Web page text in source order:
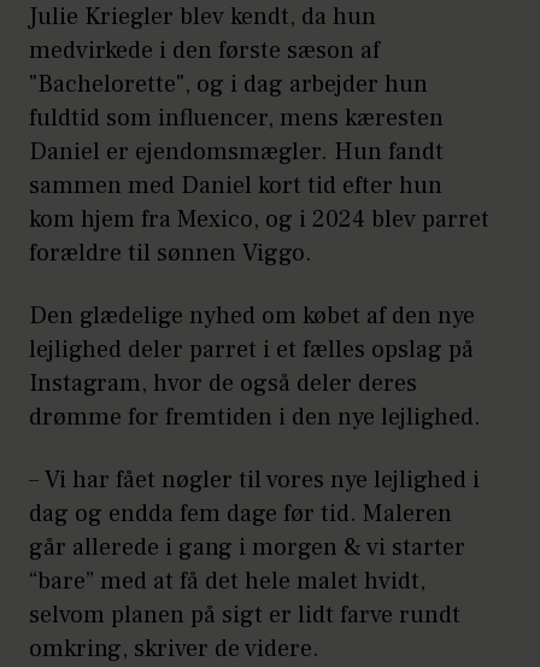
Julie Kriegler blev kendt, da hun
medvirkede i den første sæson af
"Bachelorette", og i dag arbejder hun
fuldtid som influencer, mens kæresten
Daniel er ejendomsmægler. Hun fandt
sammen med Daniel kort tid efter hun
kom hjem fra Mexico, og i 2024 blev parret
forældre til sønnen Viggo.
Den glædelige nyhed om købet af den nye
lejlighed deler parret i et fælles opslag på
Instagram, hvor de også deler deres
drømme for fremtiden i den nye lejlighed.
– Vi har fået nøgler til vores nye lejlighed i
dag og endda fem dage før tid. Maleren
går allerede i gang i morgen & vi starter
“bare” med at få det hele malet hvidt,
selvom planen på sigt er lidt farve rundt
omkring, skriver de videre.